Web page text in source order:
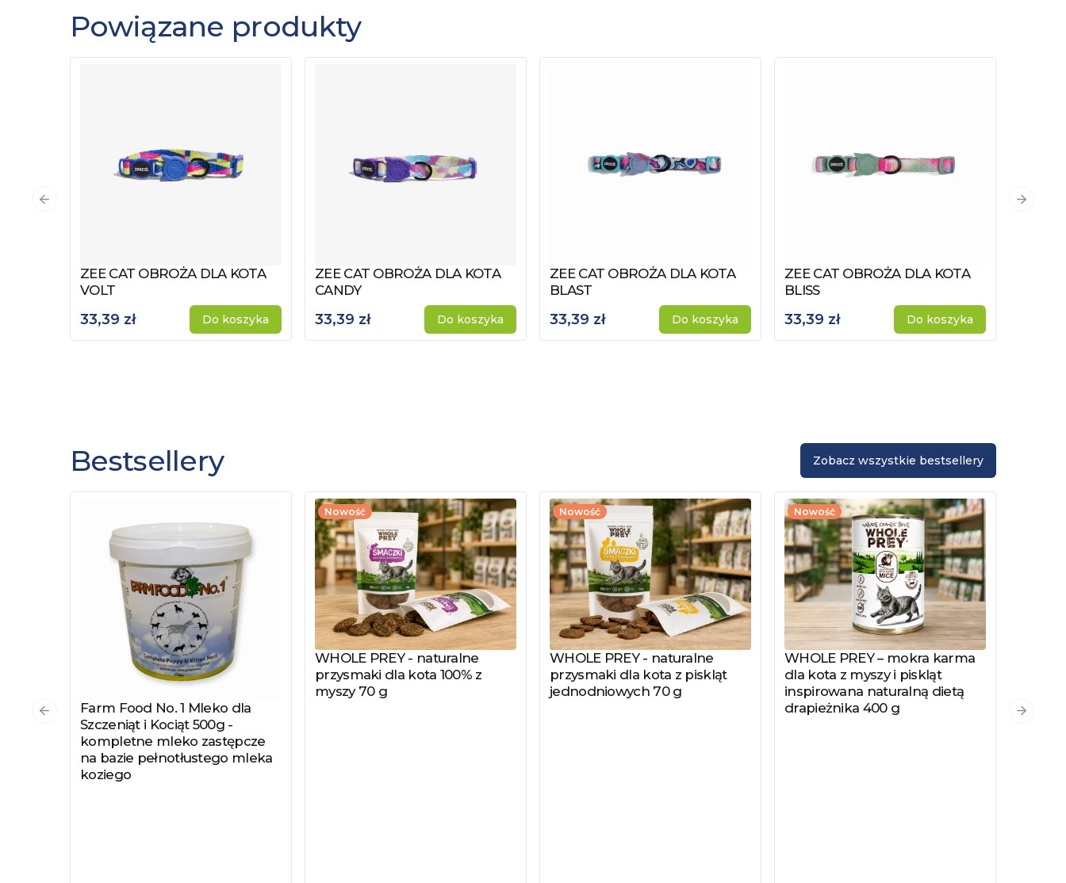
Powiązane produkty
Zobacz produkt
ZEE CAT OBROŻA DLA KOTA
VOLT
33,39 zł Do koszyka
Zobacz produkt
ZEE CAT OBROŻA DLA KOTA
CANDY
33,39 zł Do koszyka
Zobacz produkt
ZEE CAT OBROŻA DLA KOTA
BLAST
33,39 zł Do koszyka
Zobacz produkt
ZEE CAT OBROŻA DLA KOTA
BLISS
33,39 zł Do koszyka
Poprzedni slajd
Bestsellery Zobacz wszystkie bestsellery
Zobacz produkt
Farm Food No. 1 Mleko dla
Szczeniąt i Kociąt 500g -
kompletne mleko zastępcze
na bazie pełnotłustego mleka
koziego
Nowość
Zobacz produkt
WHOLE PREY - naturalne
przysmaki dla kota 100% z
myszy 70 g
Nowość
Zobacz produkt
WHOLE PREY - naturalne
przysmaki dla kota z piskląt
jednodniowych 70 g
Nowość
Zobacz produkt
WHOLE PREY – mokra karma
dla kota z myszy i piskląt
inspirowana naturalną dietą
drapieżnika 400 g
Poprzedni slajd